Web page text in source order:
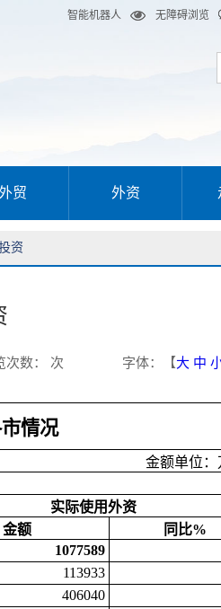
智能机器人 无障碍浏览
贸 外资
资
次数： 次 字体：【大中
情况
金额单位：
实际使用外资
金额
同比%
1077589
113933
406040